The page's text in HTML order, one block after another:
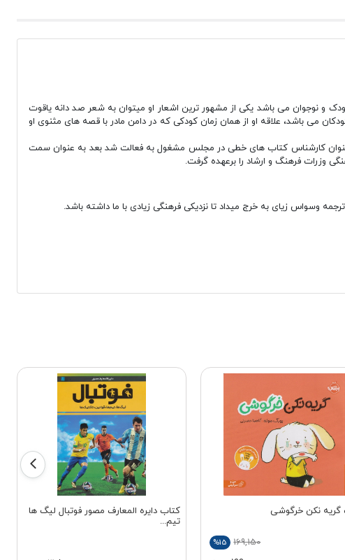
حوزه ادبیات کودک و نوجوان می باشد یکی از مشهور ترین اشعار او میتوان به شعر صد دانه یاقوت
می باشد، علاقه او از همان زمان کودکی که در دامن مادر با قصه های مثنوی او
عنوان کارشناس کتاب های خطی در مجلس مشغول به فعالت شد بعد به عنوان سمت
وزرات فرهنگ و ارشاد را برعهده گرفت.
وسواس زیای به خرج میداد تا نزدیکی فرهنگی زیادی با ما داشته باشد.
داستانی را تعریف میکند که پشت سرش یک ضرب المثل فارسی وجود دارد هر
گریه نکن خرگوشی
169,150
%15
کتاب دایره المعارف مصور فوتبال لیگ ها
تیم...